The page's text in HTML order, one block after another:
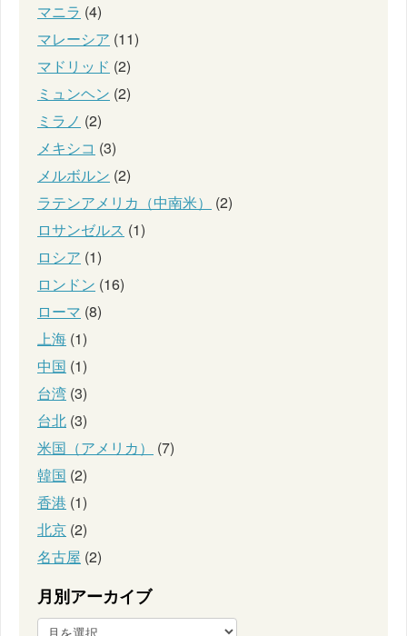
マニラ (4)
マレーシア (11)
マドリッド (2)
ミュンヘン (2)
ミラノ (2)
メキシコ (3)
メルボルン (2)
ラテンアメリカ（中南米）
(2)
ロサンゼルス (1)
ロシア (1)
ロンドン (16)
ローマ (8)
上海 (1)
中国 (1)
台湾 (3)
台北 (3)
米国（アメリカ）
(7)
韓国 (2)
香港 (1)
北京 (2)
名古屋 (2)
月別アーカイブ